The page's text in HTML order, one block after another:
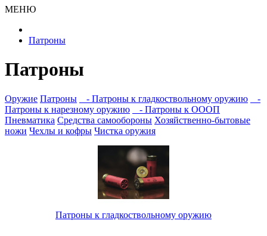
МЕНЮ
Патроны
Патроны
Оружие Патроны - Патроны к гладкоствольному оружию
-
Патроны к нарезному оружию
- Патроны к ОООП
Пневматика Средства самообороны Хозяйственно-бытовые
ножи Чехлы и кофры Чистка оружия
Патроны к гладкоствольному оружию